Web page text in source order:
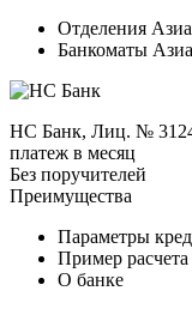
Отделения
Банкоматы
НС Банк, Лиц. №
платеж в месяц
Без поручителей
Преимущества
Параметры
Пример расчета
О банке